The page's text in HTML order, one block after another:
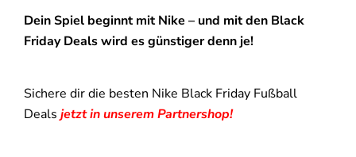
Dein Spiel beginnt mit Nike – und mit den Black
Friday Deals wird es günstiger denn je!
Sichere dir die besten Nike Black Friday Fußball
Deals jetzt in unserem Partnershop!